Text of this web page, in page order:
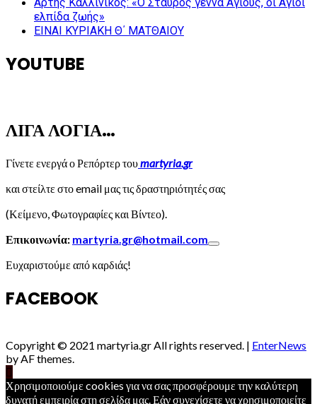
ελπίδα ζωής»
ΕΙΝΑΙ ΚΥΡΙΑΚΗ Θ΄ ΜΑΤΘΑΙΟΥ
YOUTUBE
ΛΙΓΑ ΛΟΓΙΑ…
Γίνετε ενεργά ο Ρεπόρτερ τουmartyria.gr
και στείλτε στο email μας τις δραστηριότητές σας
(Κείμενο, Φωτογραφίες και Βίντεο).
Επικοινωνία: martyria.gr@hotmail.com
Ευχαριστούμε από καρδιάς!
FACEBOOK
Copyright © 2021 martyria.gr All rights reserved. | EnterNews
by AF themes.
Χρησιμοποιούμε cookies για να σας προσφέρουμε την καλύτερη
δυνατή εμπειρία στη σελίδα μας. Εάν συνεχίσετε να χρησιμοποιείτε